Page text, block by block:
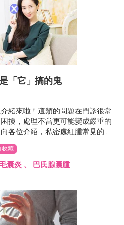
「它」搞的鬼
紹來啦！這類的問題在門診很常
擾，處理不當更可能變成嚴重的
各位介紹，私密處紅腫常見的兩
收藏
毛囊炎 、 巴氏腺囊腫